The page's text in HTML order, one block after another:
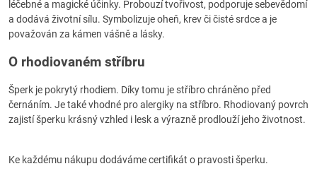
léčebné a magické účinky. Probouzí tvořivost, podporuje sebevědomí
a dodává životní sílu. Symbolizuje oheň, krev či čisté srdce a je
považován za kámen vášně a lásky.
O rhodiovaném stříbru
Šperk je pokrytý rhodiem. Díky tomu je stříbro chráněno před
černáním. Je také vhodné pro alergiky na stříbro. Rhodiovaný povrch
zajistí šperku krásný vzhled i lesk a výrazně prodlouží jeho životnost.
Ke každému nákupu dodáváme certifikát o pravosti šperku.